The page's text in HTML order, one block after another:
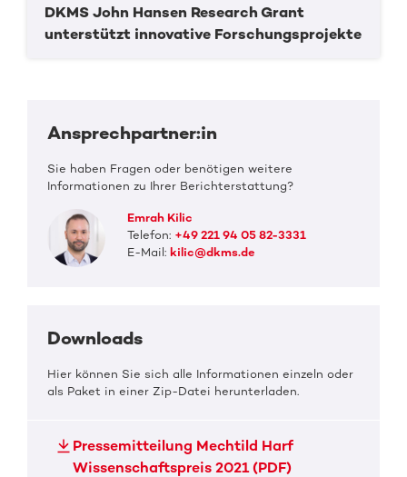
DKMS John Hansen Research Grant
unterstützt innovative Forschungsprojekte
Ansprechpartner:in
Sie haben Fragen oder benötigen weitere
Informationen zu Ihrer Berichterstattung?
Emrah Kilic
Telefon: +49 221 94 05 82-3331
E-Mail:kilic@dkms.de
Downloads
Hier können Sie sich alle Informationen einzeln oder
als Paket in einer Zip-Datei herunterladen.
Pressemitteilung Mechtild Harf
Wissenschaftspreis 2021 (PDF)